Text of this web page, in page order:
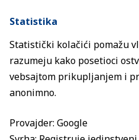
Statistika
Statistički kolačići pomažu
razumeju kako posetioci
vebsajtom prikupljanjem i
anonimno.
Provajder: Google